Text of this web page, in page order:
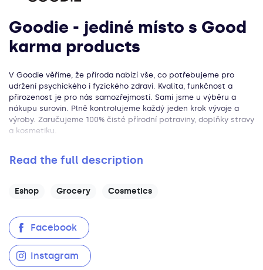
Goodie - jediné místo s Good
karma products
V Goodie věříme, že příroda nabízí vše, co potřebujeme pro
udržení psychického i fyzického zdraví. Kvalita, funkčnost a
přirozenost je pro nás samozřejmostí. Sami jsme u výběru a
nákupu surovin. Plně kontrolujeme každý jeden krok vývoje a
výroby. Zaručujeme 100% čisté přírodní potraviny, doplňky stravy
a kosmetiku.
Read the full description
eshop grocery cosmetics
Facebook
Instagram